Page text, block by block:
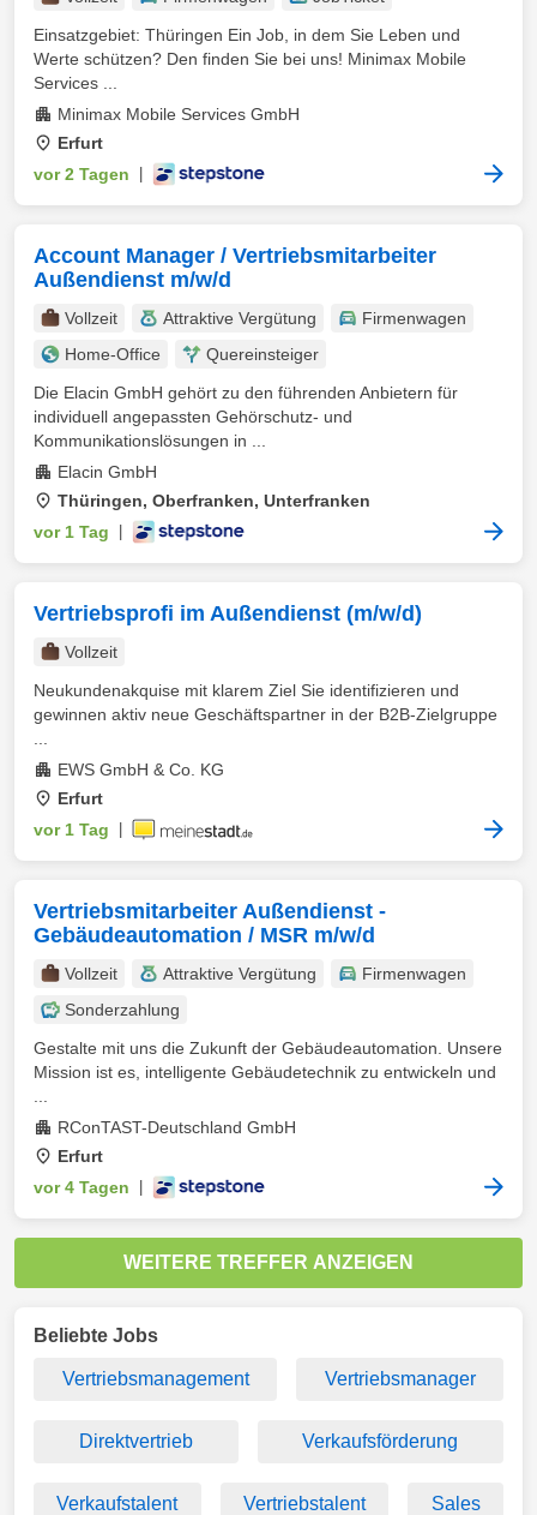
Einsatzgebiet: Thüringen Ein Job, in dem Sie Leben und
Werte schützen? Den finden Sie bei uns! Minimax Mobile
Services ...
Minimax Mobile Services GmbH
Erfurt
vor 2 Tagen
Account Manager / Vertriebsmitarbeiter
Außendienst m/w/d
Vollzeit Attraktive Vergütung
Firmenwagen
Home-Office
Quereinsteiger
Die Elacin GmbH gehört zu den führenden Anbietern für
individuell angepassten Gehörschutz- und
Kommunikationslösungen in ...
Elacin GmbH
Thüringen, Oberfranken, Unterfranken
vor 1 Tag
Vertriebsprofi im Außendienst (m/w/d)
Vollzeit
Neukundenakquise mit klarem Ziel Sie identifizieren und
gewinnen aktiv neue Geschäftspartner in der B2B-Zielgruppe
EWS GmbH & Co. KG
Erfurt
vor 1 Tag
Vertriebsmitarbeiter Außendienst -
Gebäudeautomation / MSR m/w/d
Vollzeit Attraktive Vergütung
Firmenwagen
Sonderzahlung
Gestalte mit uns die Zukunft der Gebäudeautomation. Unsere
Mission ist es, intelligente Gebäudetechnik zu entwickeln und
RConTAST-Deutschland GmbH
Erfurt
vor 4 Tagen
WEITERE TREFFER ANZEIGEN
Beliebte Jobs
Vertriebsmanagement Vertriebsmanager
Direktvertrieb Verkaufsförderung
Verkaufstalent Vertriebstalent Sales